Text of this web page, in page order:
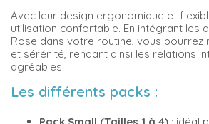
Avec leur design ergonomique et
utilisation confortable. En intégrant les
Rose dans votre routine, vous
et sérénité, rendant ainsi les relations
agréables.
Les différents packs :
Pack Small (Tailles 1 à 4) : idéal